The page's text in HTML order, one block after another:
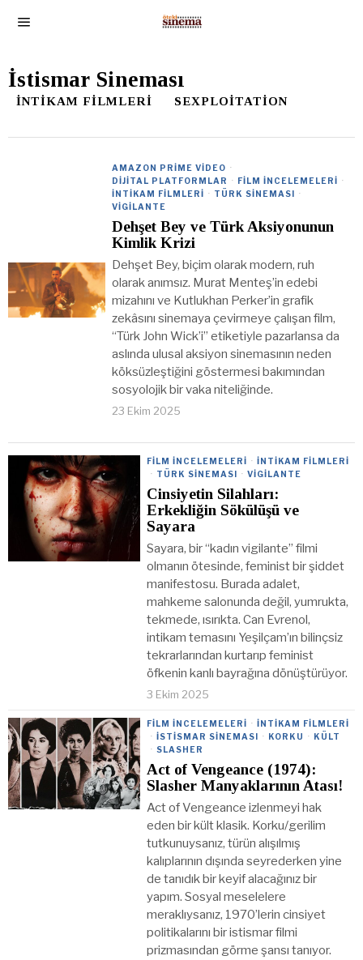
İstismar Sineması
İNTIKAM FILMLERI SEXPLOITATION
AMAZON PRIME VIDEO ·
DIJITAL PLATFORMLAR · FILM İNCELEMELERI ·
İNTIKAM FILMLERI · TÜRK SINEMASI ·
VIGILANTE
Dehşet Bey ve Türk Aksiyonunun
Kimlik Krizi
Dehşet Bey, biçim olarak modern, ruh
olarak anımsız. Murat Menteş’in edebi
mizahını ve Kutlukhan Perker’in grafik
zekâsını sinemaya çevirmeye çalışan film,
“Türk John Wick’i” etiketiyle pazarlansa da
aslında ulusal aksiyon sinemasının neden
köksüzleştiğini göstermesi bakımından
sosyolojik bir vaka niteliğinde.
23 Ekim 2025
FILM İNCELEMELERI · İNTIKAM FILMLERI
· TÜRK SINEMASI · VIGILANTE
Cinsiyetin Silahları:
Erkekliğin Sökülüşü ve
Sayara
Sayara, bir “kadın vigilante” filmi
olmanın ötesinde, feminist bir şiddet
manifestosu. Burada adalet,
mahkeme salonunda değil, yumrukta,
tekmede, ısırıkta. Can Evrenol,
intikam temasını Yeşilçam’ın bilinçsiz
tekrarlarından kurtarıp feminist
öfkenin kanlı bayrağına dönüştürüyor.
3 Ekim 2025
FILM İNCELEMELERI · İNTIKAM FILMLERI
· İSTISMAR SINEMASI · KORKU · KÜLT
· SLASHER
Act of Vengeance (1974):
Slasher Manyaklarının Atası!
Act of Vengeance izlenmeyi hak
eden bir kült klasik. Korku/gerilim
tutkunuysanız, türün alışılmış
kalıplarının dışında seyrederken yine
de tanıdık bir keyif alacağınız bir
yapım. Sosyal meselelere
meraklıysanız, 1970’lerin cinsiyet
politikalarını bir istismar filmi
prizmasından görme şansı tanıyor.